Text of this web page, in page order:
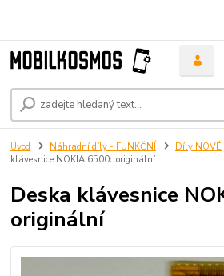
Úvod Náhradní díly - FUNKČNÍ Díly NOVÉ
klávesnice NOKIA 6500c originální
Deska klávesnice
originální